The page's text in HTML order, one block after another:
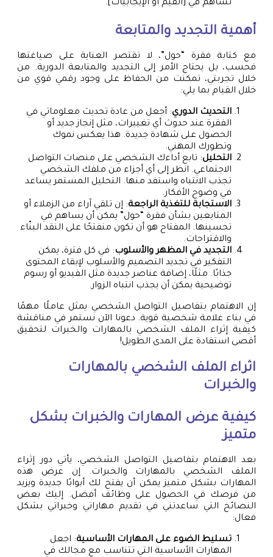
تساهم في [القيم أو الإيجابيات].”
أهمية التجديد والمتابعة
مع كتابة فقرة “حول”، لا تقتصر العناية على صياغتها
فحسب، بل يحتاج الأمر إلى التجديد والمتابعة الدورية. من
خلال تجربتي، تمكنت من الحفاظ على وجود رقمي قوي من
خلال القيام بما يلي:
التحديث الدوري: أجعل من عادة تحديث معلوماتي في
الفقرة عند حدوث أي تغييرات، مثل إنجاز جديد أو
الحصول على شهادة جديدة. هذا يعكس نموك
وتطورك المهني.
التحليل: تابع أداءك الشخصي على منصات التواصل
الاجتماعي. انظر إلى أي أجزاء من ملفك الشخصي
تجذب الانتباه واستفد منها. التحليل المستمر يساعد
في وضوح الأفكار.
الاستجابة للتغذية الراجعة: إن تلقي آراء من الزملاء أو
المتابعين بشأن فقرة “حول” يمكن أن يساهم في
تحسينها. المفتاح هو أن تكون منفتحًا على النقد البنّاء
والاقتراحات.
التجديد في المظهر والأسلوب: في كل فترة، يمكن
التفكير في تجديد التصميم والأسلوب لإبقاء المحتوى
جذابًا. مثلًا، إضافة عناصر جديدة مثل الفيديو أو رسوم
توضيحية يمكن أن يجذب انتباه الزوار.
إن الاهتمام بتفاصيل التواصل الشخصي يمثل عاملًا مهمًا
في بناء علامة شخصية قوية. دعونا الآن نستمر في مناقشة
كيفية إثراء الملف الشخصي بالمهارات والخبرات لتحقيق
أقصى استفادة على المدى الطويل!
اثراء الملف الشخصي بالمهارات
والخبرات
كيفية عرض المهارات والخبرات بشكل
متميز
بعد الاهتمام بتفاصيل التواصل الشخصي، يأتي دور إثراء
الملف الشخصي بالمهارات والخبرات. إن عرض هذه
المهارات بشكل متميز يمكن أن يفتح لك أبوابًا جديدة ويزيد
من فرصك في الحصول على وظائف أفضل. إليك بعض
النصائح التي ساعدتني في تقديم مهاراتي وخبراتي بشكل
فعال:
تسليط الضوء على المهارات الأساسية: اجعل
المهارات الأساسية التي تتناسب مع مجالك في